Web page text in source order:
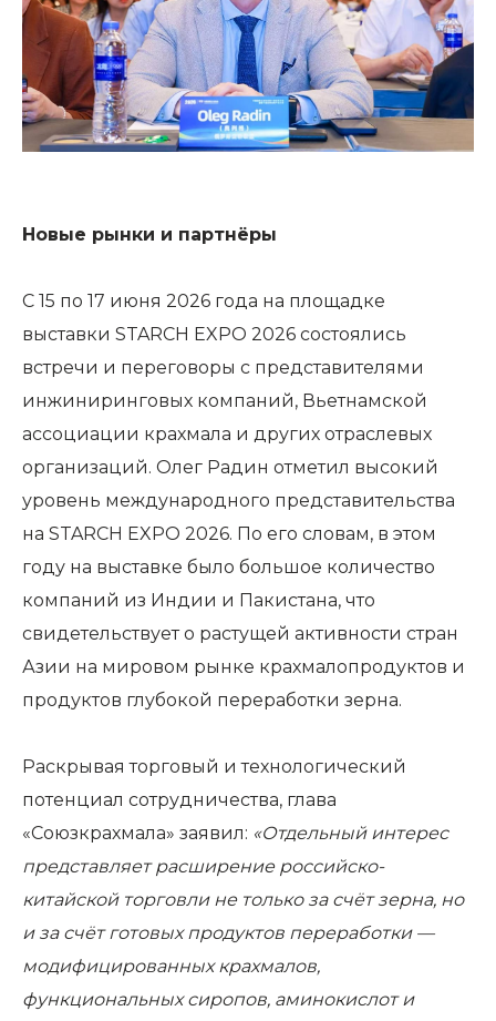
Новые рынки и партнёры
С 15 по 17 июня 2026 года на площадке
выставки STARCH EXPO 2026 состоялись
встречи и переговоры с представителями
инжиниринговых компаний, Вьетнамской
ассоциации крахмала и других отраслевых
организаций. Олег Радин отметил высокий
уровень международного представительства
на STARCH EXPO 2026. По его словам, в этом
году на выставке было большое количество
компаний из Индии и Пакистана, что
свидетельствует о растущей активности стран
Азии на мировом рынке крахмалопродуктов и
продуктов глубокой переработки зерна.
Раскрывая торговый и технологический
потенциал сотрудничества, глава
«Союзкрахмала» заявил: «Отдельный интерес
представляет расширение российско-
китайской торговли не только за счёт зерна, но
и за счёт готовых продуктов переработки —
модифицированных крахмалов,
функциональных сиропов, аминокислот и